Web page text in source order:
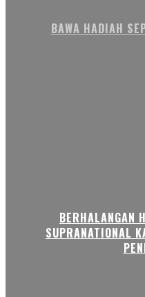
BAWA HADIAH
BERHALANGAN
SUPRANATIONAL